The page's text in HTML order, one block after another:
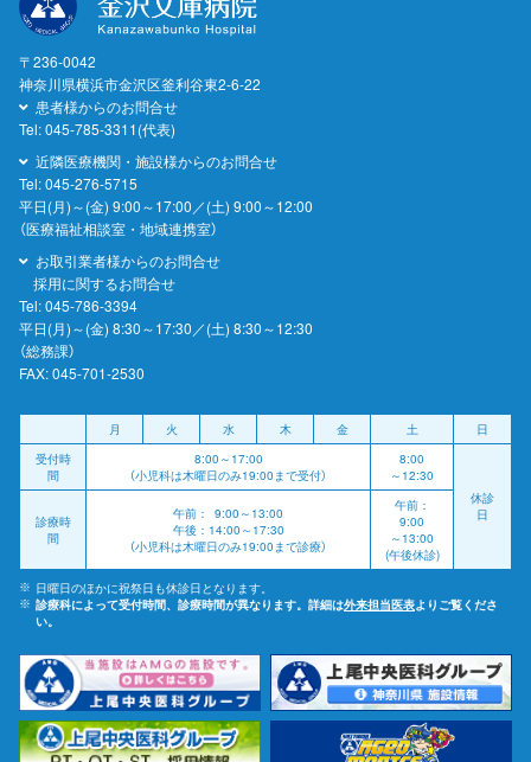
〒236-0042
神奈川県横浜市金沢区釜利谷東2-6-22
患者様からのお問合せ
Tel:045-785-3311(代表)
近隣医療機関・施設様からのお問合せ
Tel:045-276-5715
平日(月)～(金) 9:00～17:00／(土) 9:00～12:00
（医療福祉相談室・地域連携室）
お取引業者様からのお問合せ
採用に関するお問合せ
Tel:045-786-3394
平日(月)～(金) 8:30～17:30／(土) 8:30～12:30
（総務課）
FAX: 045-701-2530
月 火 水 木 金 土
日
受付時
間
8:00～17:00
（小児科は木曜日のみ19:00まで受付）
8:00
～12:30
休診
日
診療時
間
午前： 9:00～13:00
午後：14:00～17:30
（小児科は木曜日のみ19:00まで診療）
午前：
9:00
～13:00
(午後休診)
日曜日のほかに祝祭日も休診日となります。
診療科によって受付時間、診療時間が異なります。詳細は外来担当医表よりご覧くださ
い。